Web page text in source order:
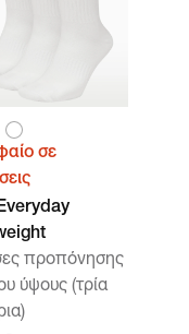
σε
προπόνησης
ύψους (τρία